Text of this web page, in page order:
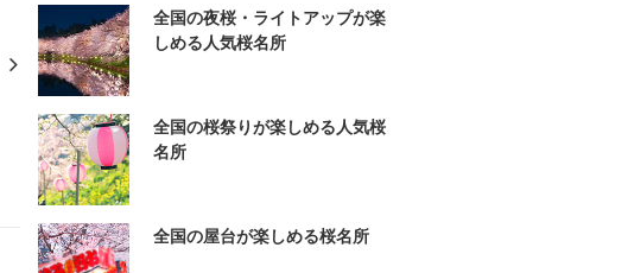
全国の夜桜・ライトアップが楽
しめる人気桜名所
全国の桜祭りが楽しめる人気桜
名所
全国の屋台が楽しめる桜名所